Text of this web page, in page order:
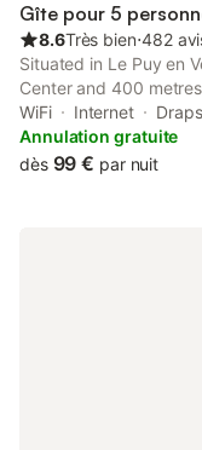
Gîte pour 5
8.6Très bien⋅482
Situated in Le Puy en
Center and 400
du Puy en Velay
historic building.
WiFi Internet
Annulation gratuite
dès 99 € par nuit